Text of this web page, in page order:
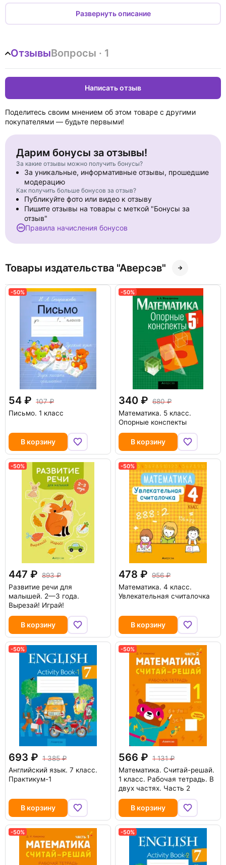
Развернуть описание
ОтзывыВопросы · 1
Написать отзыв
Поделитесь своим мнением об этом товаре с другими
покупателями — будьте первыми!
Дарим бонусы за отзывы!
За какие отзывы можно получить бонусы?
За уникальные, информативные отзывы, прошедшие
модерацию
Как получить больше бонусов за отзыв?
Публикуйте фото или видео к отзыву
Пишите отзывы на товары с меткой "Бонусы за
отзыв"
Правила начисления бонусов
Товары издательства "Аверсэв"
-50%
54
107
Письмо. 1 класс
В корзину
-50%
340
680
Математика. 5 класс.
Опорные конспекты
В корзину
-50%
447
893
Развитие речи для
малышей. 2—3 года.
Вырезай! Играй!
В корзину
-50%
478
956
Математика. 4 класс.
Увлекательная считалочка
В корзину
-50%
693
1 385
Английский язык. 7 класс.
Практикум-1
В корзину
-50%
566
1 131
Математика. Считай-решай.
1 класс. Рабочая тетрадь. В
двух частях. Часть 2
В корзину
-50% -50%